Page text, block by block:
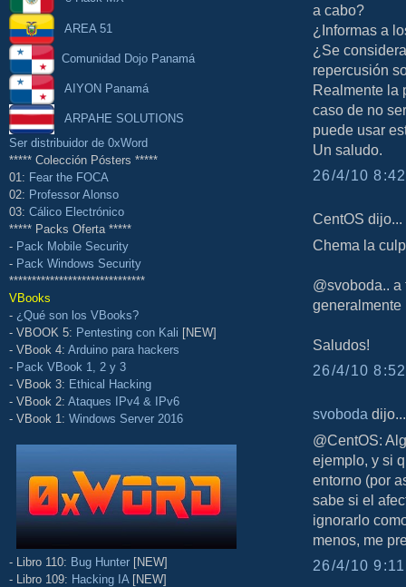
AREA 51
Comunidad Dojo Panamá
AIYON Panamá
ARPAHE SOLUTIONS
Ser distribuidor de 0xWord
***** Colección Pósters *****
01: Fear the FOCA
02: Professor Alonso
03: Cálico Electrónico
***** Packs Oferta *****
- Pack Mobile Security
- Pack Windows Security
******************************
VBooks
- ¿Qué son los VBooks?
- VBOOK 5: Pentesting con Kali [NEW]
- VBook 4: Arduino para hackers
- Pack VBook 1, 2 y 3
- VBook 3: Ethical Hacking
- VBook 2: Ataques IPv4 & IPv6
- VBook 1: Windows Server 2016
- Libro 110: Bug Hunter [NEW]
- Libro 109: Hacking IA [NEW]
a cabo?
¿Informas a
¿Se
repercusión
Realmente la
caso de no
puede usar
Un saludo.
26/4/10
CentOS dijo...
Chema la
@svoboda..
generalmente
Saludos!
26/4/10
svoboda dijo...
@CentOS:
ejemplo, y si
entorno (por
sabe si el
ignorarlo
menos, me
26/4/10